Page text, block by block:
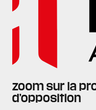
zoom sur la
d’opposition